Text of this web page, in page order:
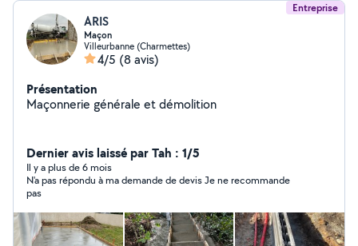
Entreprise
ARIS
Maçon
Villeurbanne (Charmettes)
4/5 (8 avis)
Présentation
Maçonnerie générale et démolition
Dernier avis laissé par Tah : 1/5
Il y a plus de 6 mois
N'a pas répondu à ma demande de devis Je ne recommande
pas